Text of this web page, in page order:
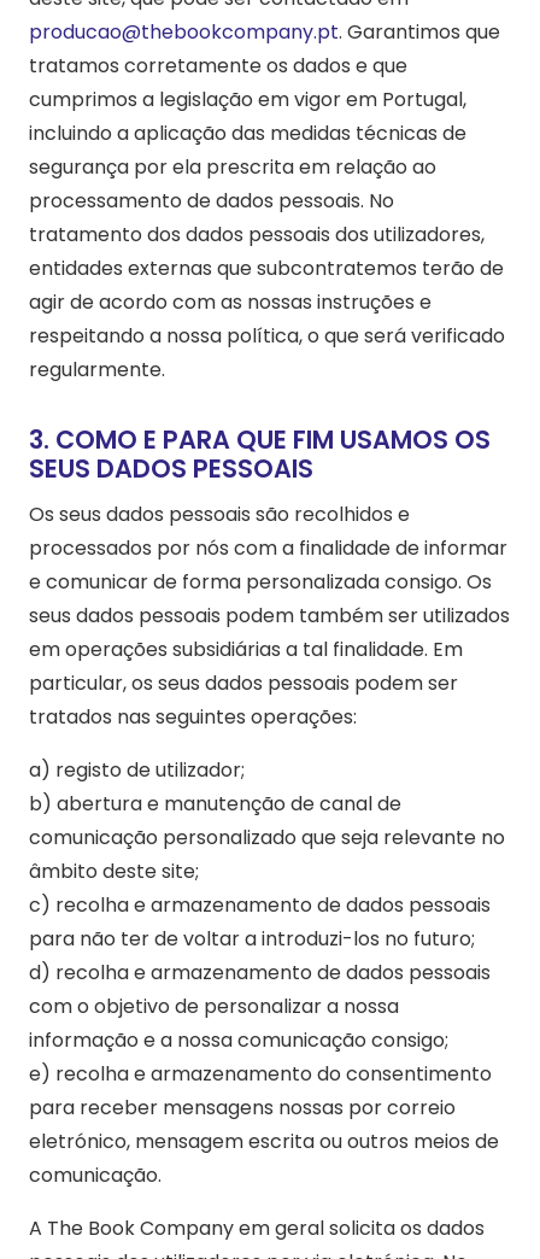
producao@thebookcompany.pt. Garantimos que
tratamos corretamente os dados e que
cumprimos a legislação em vigor em Portugal,
incluindo a aplicação das medidas técnicas de
segurança por ela prescrita em relação ao
processamento de dados pessoais. No
tratamento dos dados pessoais dos utilizadores,
entidades externas que subcontratemos terão de
agir de acordo com as nossas instruções e
respeitando a nossa política, o que será verificado
regularmente.
3. COMO E PARA QUE FIM USAMOS OS
SEUS DADOS PESSOAIS
Os seus dados pessoais são recolhidos e
processados por nós com a finalidade de informar
e comunicar de forma personalizada consigo. Os
seus dados pessoais podem também ser utilizados
em operações subsidiárias a tal finalidade. Em
particular, os seus dados pessoais podem ser
tratados nas seguintes operações:
a) registo de utilizador;
b) abertura e manutenção de canal de
comunicação personalizado que seja relevante no
âmbito deste site;
c) recolha e armazenamento de dados pessoais
para não ter de voltar a introduzi-los no futuro;
d) recolha e armazenamento de dados pessoais
com o objetivo de personalizar a nossa
informação e a nossa comunicação consigo;
e) recolha e armazenamento do consentimento
para receber mensagens nossas por correio
eletrónico, mensagem escrita ou outros meios de
comunicação.
A The Book Company em geral solicita os dados